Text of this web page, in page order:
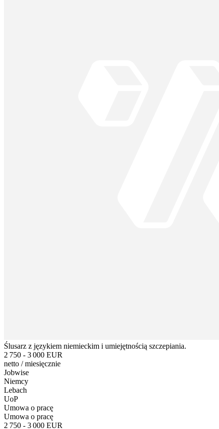
Ślusarz z językiem niemieckim i umiejętnością szczepiania.
2 750 - 3 000 EUR
netto /miesięcznie
Jobwise
Niemcy
Lebach
UoP
Umowa o pracę
Umowa o pracę
2 750 - 3 000 EUR